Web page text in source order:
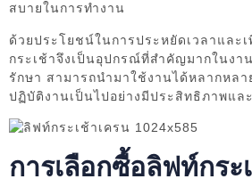
สบายในการทำงาน
ด้วยประโยชน์ในการประหยัดเวลาและ
กระเช้าจึงเป็นอุปกรณ์ที่สำคัญมากในงา
รักษา สามารถนำมาใช้งานได้หลากหล
ปฏิบัติงานเป็นไปอย่างมีประสิทธิภาพแล
การเลือกซื้อลิฟท์กระ